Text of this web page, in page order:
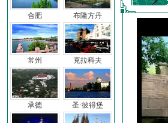
合肥
常州
承德
布隆方丹
克拉科夫
圣·彼得堡